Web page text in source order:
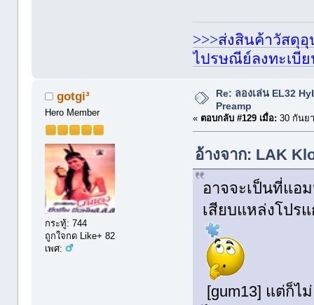
>>>ส่งสินค้าวัสดุ
ไปรษณีย์ลงทะเบีย
gotgi³
Hero Member
กระทู้: 744
ถูกใจกด Like+ 82
เพศ:
Re: ลองเล่น EL32
Preamp
« ตอบกลับ #129 เมื่อ: 30 กันย
อ้างจาก: LAK
อาจจะเป็นที่แอ
เสียบแหล่งโปร
[gum13] แต่ก็ไ